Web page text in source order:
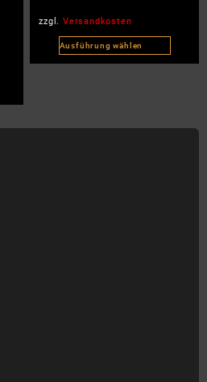
zzgl.Versandkosten
Ausführung wählen
Dieses
Varianten